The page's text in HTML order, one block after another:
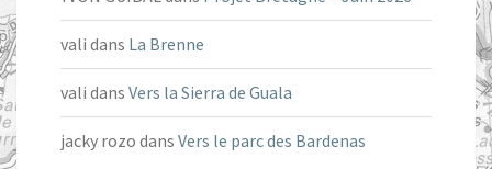
vali dans La Brenne
vali dans Vers la Sierra de Guala
jacky rozo dans Vers le parc des Bardenas